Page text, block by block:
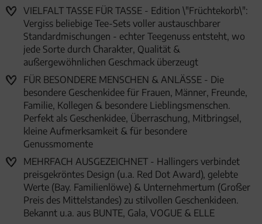
VIELFALT TASSE FÜR TASSE - Edition \"Früchtekorb\":
Vergiss beliebige Tee-Sets voller austauschbarer
Standardmischungen - echter Teegenuss entsteht, wo
jede Sorte durch Charakter, Qualität &
außergewöhnlichen Geschmack überzeugt
FÜR BESONDERE MENSCHEN & ANLÄSSE - Die
besondere Geschenkidee für Frauen, Männer, Freunde,
Familie, Kollegen & besondere Lieblingsmenschen.
Perfekt als Geschenkidee, Überraschung, Mitbringsel,
kleine Aufmerksamkeit & für besondere
Genussmomente
MEHRFACH AUSGEZEICHNET - Hallingers verbindet
preisgekröntes Design (u.a. Red Dot Award), gelebte
Werte (Bay. Familienlöwe) & Unternehmertum (Großer
Preis des Mittelstandes) zu stilvollen Geschenkideen.
Bekannt u.a. aus BUNTE, Gala, VOGUE & ELLE